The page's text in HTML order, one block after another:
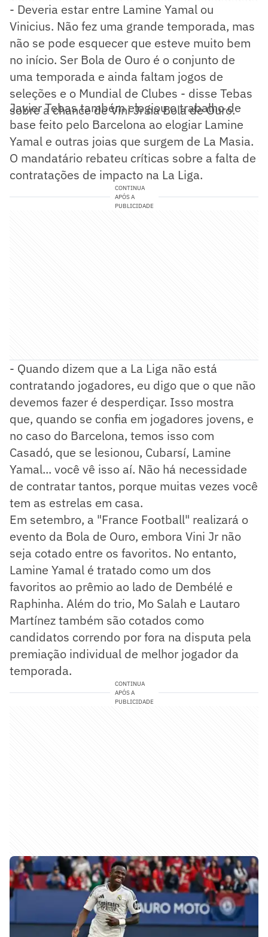
- Deveria estar entre Lamine Yamal ou
Vinicius. Não fez uma grande temporada, mas
não se pode esquecer que esteve muito bem
no início. Ser Bola de Ouro é o conjunto de
uma temporada e ainda faltam jogos de
seleções e o Mundial de Clubes - disse Tebas
sobre a chance de Vini Jr na Bola de Ouro.
Javier Tebas também elogiou o trabalho de
base feito pelo Barcelona ao elogiar Lamine
Yamal e outras joias que surgem de La Masia.
O mandatário rebateu críticas sobre a falta de
contratações de impacto na La Liga.
CONTINUA
APÓS A
PUBLICIDADE
- Quando dizem que a La Liga não está
contratando jogadores, eu digo que o que não
devemos fazer é desperdiçar. Isso mostra
que, quando se confia em jogadores jovens, e
no caso do Barcelona, ​​temos isso com
Casadó, que se lesionou, Cubarsí, Lamine
Yamal... você vê isso aí. Não há necessidade
de contratar tantos, porque muitas vezes você
tem as estrelas em casa.
Em setembro, a "France Football" realizará o
evento da Bola de Ouro, embora Vini Jr não
seja cotado entre os favoritos. No entanto,
Lamine Yamal é tratado como um dos
favoritos ao prêmio ao lado de Dembélé e
Raphinha. Além do trio, Mo Salah e Lautaro
Martínez também são cotados como
candidatos correndo por fora na disputa pela
premiação individual de melhor jogador da
temporada.
CONTINUA
APÓS A
PUBLICIDADE